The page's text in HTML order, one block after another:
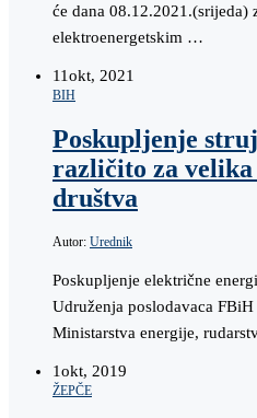
će dana 08.12.2021.(srijeda)
elektroenergetskim …
11okt, 2021
BIH
Poskupljenje
različito za
društva
Autor: Urednik
Poskupljenje električne
Udruženja poslodavaca
Ministarstva energije,
1okt, 2019
ŽEPČE